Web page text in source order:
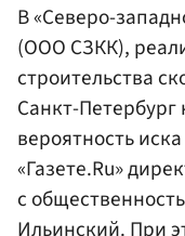
В «Северо-
(ООО СЗКК),
строительства
Санкт-Петербург
вероятность
«Газете.Ru»
с
Ильинский. При